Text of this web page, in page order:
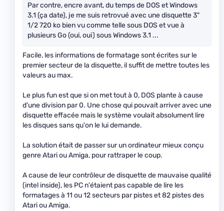
Par contre, encre avant, du temps de DOS et Windows
3.1 (ça date), je me suis retrovué avec une disquette 3"
1/2 720 ko bien vu comme telle sous DOS et vue à
plusieurs Go (oui, oui) sous Windows 3.1 ...
Facile, les informations de formatage sont écrites sur le
premier secteur de la disquette, il suffit de mettre toutes les
valeurs au max.
Le plus fun est que si on met tout à 0, DOS plante à cause
d'une division par 0. Une chose qui pouvait arriver avec une
disquette effacée mais le système voulait absolument lire
les disques sans qu'on le lui demande.
La solution était de passer sur un ordinateur mieux conçu
genre Atari ou Amiga, pour rattraper le coup.
A cause de leur contrôleur de disquette de mauvaise qualité
(intel inside), les PC n'étaient pas capable de lire les
formatages à 11 ou 12 secteurs par pistes et 82 pistes des
Atari ou Amiga.